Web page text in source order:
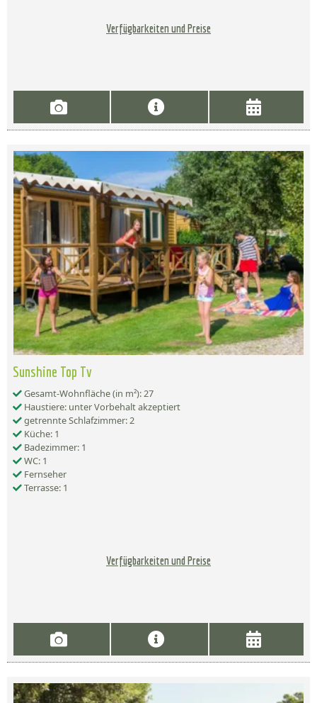
Verfügbarkeiten und Preise
Sunshine Top Tv
Gesamt-Wohnfläche (in m²): 27
Haustiere: unter Vorbehalt akzeptiert
getrennte Schlafzimmer: 2
Küche: 1
Badezimmer: 1
WC: 1
Fernseher
Terrasse: 1
Verfügbarkeiten und Preise